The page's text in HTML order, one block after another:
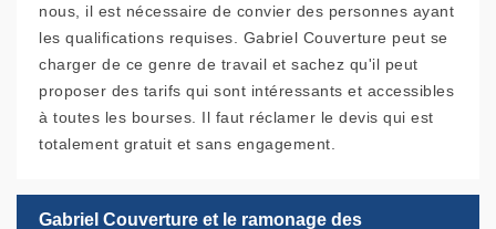
nous, il est nécessaire de convier des personnes ayant
les qualifications requises. Gabriel Couverture peut se
charger de ce genre de travail et sachez qu'il peut
proposer des tarifs qui sont intéressants et accessibles
à toutes les bourses. Il faut réclamer le devis qui est
totalement gratuit et sans engagement.
Gabriel Couverture et le ramonage des